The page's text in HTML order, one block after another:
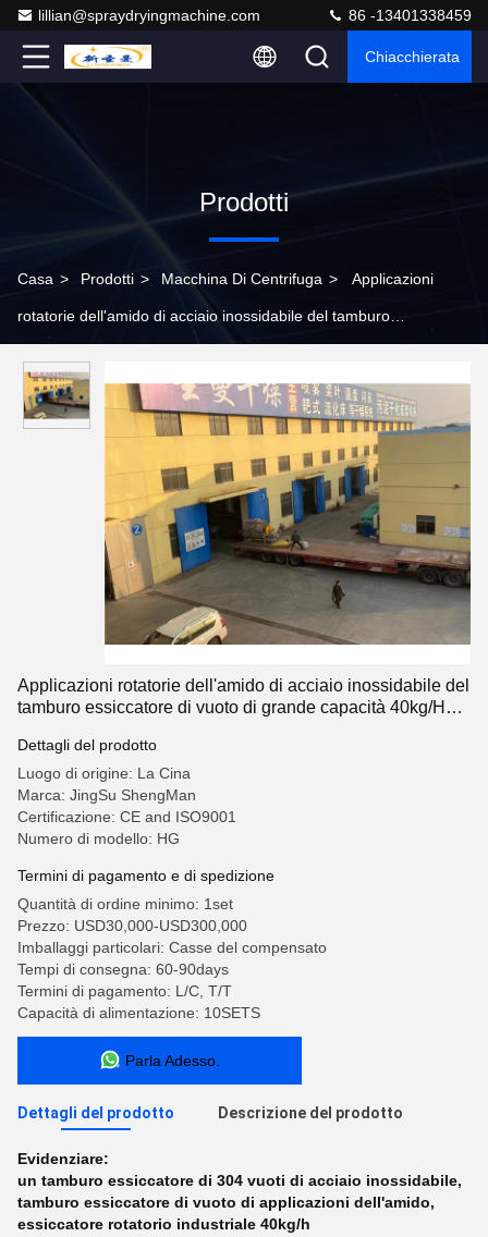
lillian@spraydryingmachine.com 86 -13401338459
Chiacchierata
Prodotti
Casa > Prodotti > Macchina Di Centrifuga > Applicazioni
rotatorie dell'amido di acciaio inossidabile del tamburo
Applicazioni rotatorie dell'amido di acciaio inossidabile del
tamburo essiccatore di vuoto di grande capacità 40kg/H
Dettagli del prodotto
Luogo di origine: La Cina
Marca: JingSu ShengMan
Certificazione: CE and ISO9001
Numero di modello: HG
Termini di pagamento e di spedizione
Quantità di ordine minimo: 1set
Prezzo: USD30,000-USD300,000
Imballaggi particolari: Casse del compensato
Tempi di consegna: 60-90days
Termini di pagamento: L/C, T/T
Capacità di alimentazione: 10SETS
Parla Adesso.
Dettagli del prodotto Descrizione del prodotto
Evidenziare:
un tamburo essiccatore di 304 vuoti di acciaio inossidabile,
tamburo essiccatore di vuoto di applicazioni dell'amido,
essiccatore rotatorio industriale 40kg/h